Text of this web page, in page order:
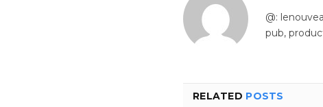
@:
pub,
RELATED POSTS